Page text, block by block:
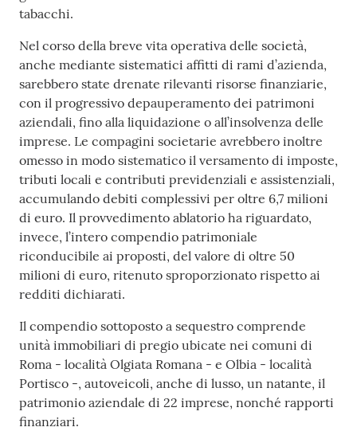
tabacchi.
Nel corso della breve vita operativa delle società,
anche mediante sistematici affitti di rami d’azienda,
sarebbero state drenate rilevanti risorse finanziarie,
con il progressivo depauperamento dei patrimoni
aziendali, fino alla liquidazione o all’insolvenza delle
imprese. Le compagini societarie avrebbero inoltre
omesso in modo sistematico il versamento di imposte,
tributi locali e contributi previdenziali e assistenziali,
accumulando debiti complessivi per oltre 6,7 milioni
di euro. Il provvedimento ablatorio ha riguardato,
invece, l’intero compendio patrimoniale
riconducibile ai proposti, del valore di oltre 50
milioni di euro, ritenuto sproporzionato rispetto ai
redditi dichiarati.
Il compendio sottoposto a sequestro comprende
unità immobiliari di pregio ubicate nei comuni di
Roma - località Olgiata Romana - e Olbia - località
Portisco -, autoveicoli, anche di lusso, un natante, il
patrimonio aziendale di 22 imprese, nonché rapporti
finanziari.